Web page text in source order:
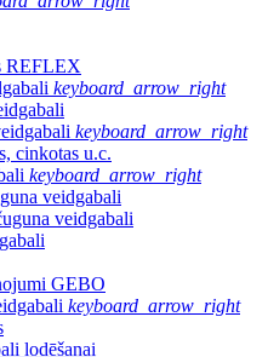
REFLEX
keyboard_arrow_right
keyboard_arrow_right
cinkotas u.c.
keyboard_arrow_right
veidgabali
veidgabali
GEBO
keyboard_arrow_right
lodēšanai